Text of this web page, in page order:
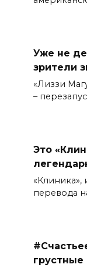
Уже не
зрители
«Лиззи
–
Это
«Клиника»,
перевода
грустные